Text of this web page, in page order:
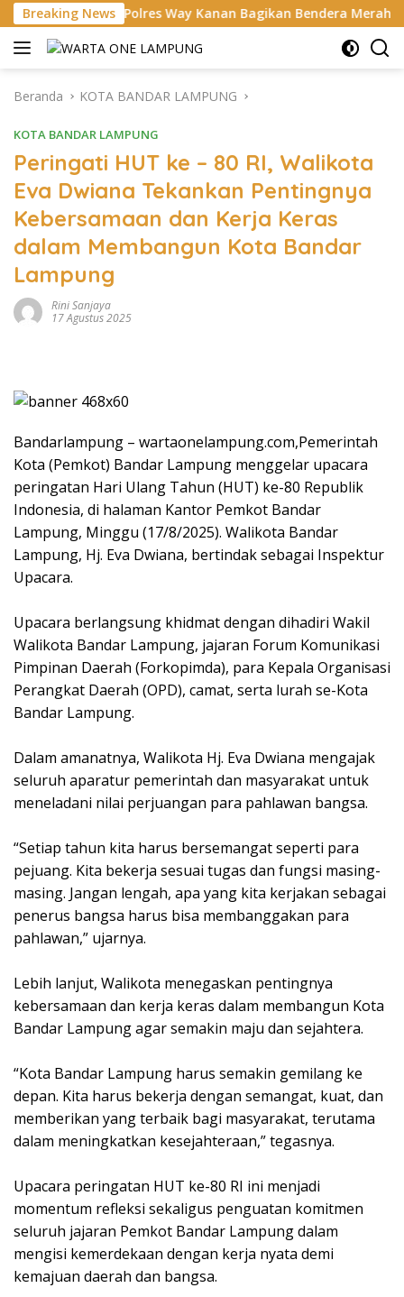
Langsung
ke
konten
Breaking News
Polres Way Kanan Bagikan Bendera Merah Putih Gratis ke
Beranda KOTA BANDAR LAMPUNG
KOTA BANDAR LAMPUNG
Peringati HUT ke – 80 RI, Walikota
Eva Dwiana Tekankan Pentingnya
Kebersamaan dan Kerja Keras
dalam Membangun Kota Bandar
Lampung
Rini Sanjaya
17 Agustus 2025
Bandarlampung – wartaonelampung.com,Pemerintah
Kota (Pemkot) Bandar Lampung menggelar upacara
peringatan Hari Ulang Tahun (HUT) ke-80 Republik
Indonesia, di halaman Kantor Pemkot Bandar
Lampung, Minggu (17/8/2025). Walikota Bandar
Lampung, Hj. Eva Dwiana, bertindak sebagai Inspektur
Upacara.
Upacara berlangsung khidmat dengan dihadiri Wakil
Walikota Bandar Lampung, jajaran Forum Komunikasi
Pimpinan Daerah (Forkopimda), para Kepala Organisasi
Perangkat Daerah (OPD), camat, serta lurah se-Kota
Bandar Lampung.
Dalam amanatnya, Walikota Hj. Eva Dwiana mengajak
seluruh aparatur pemerintah dan masyarakat untuk
meneladani nilai perjuangan para pahlawan bangsa.
“Setiap tahun kita harus bersemangat seperti para
pejuang. Kita bekerja sesuai tugas dan fungsi masing-
masing. Jangan lengah, apa yang kita kerjakan sebagai
penerus bangsa harus bisa membanggakan para
pahlawan,” ujarnya.
Lebih lanjut, Walikota menegaskan pentingnya
kebersamaan dan kerja keras dalam membangun Kota
Bandar Lampung agar semakin maju dan sejahtera.
“Kota Bandar Lampung harus semakin gemilang ke
depan. Kita harus bekerja dengan semangat, kuat, dan
memberikan yang terbaik bagi masyarakat, terutama
dalam meningkatkan kesejahteraan,” tegasnya.
Upacara peringatan HUT ke-80 RI ini menjadi
momentum refleksi sekaligus penguatan komitmen
seluruh jajaran Pemkot Bandar Lampung dalam
mengisi kemerdekaan dengan kerja nyata demi
kemajuan daerah dan bangsa.